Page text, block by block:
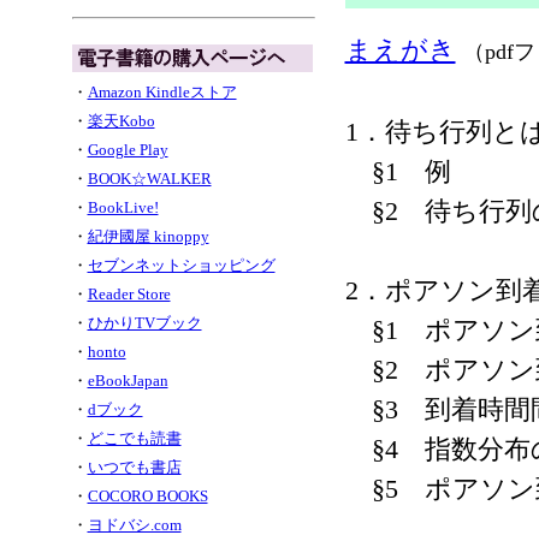
・ Amazon Kindleストア
・ 楽天Kobo
・ Google Play
・ BOOK☆WALKER
・ BookLive!
・ 紀伊國屋 kinoppy
・ セブンネットショッピング
・ Reader Store
・ ひかりTVブック
・ honto
・ eBookJapan
・ dブック
・ どこでも読書
・ いつでも書店
・ COCORO BOOKS
・ ヨドバシ.com
まえがき （pdf
1．待ち行列と
§1 例
§2 待ち行列
2．ポアソン到
§1 ポアソン
§2 ポアソン
§3 到着時間
§4 指数分布
§5 ポアソン